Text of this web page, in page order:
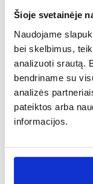
Šioje svetainėje
Naudojame
bei skelbimus,
analizuoti srautą.
bendriname su
analizės
pateiktos arba
informacijos.
Stilius:
Tipas:Vazos
Medžiaga:
Aukštis: 160 mm
Plotis: 110 mm
Svoris be
naudoti